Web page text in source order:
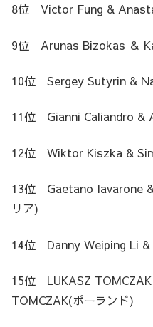
8位 Victor Fung &
9位 Arunas Bizokas ＆
10位 Sergey Sutyrin &
11位 Gianni Caliandro &
12位 Wiktor Kiszka &
13位 Gaetano Iavarone
リア)
14位 Danny Weiping Li &
15位 LUKASZ
TOMCZAK(ポーランド)